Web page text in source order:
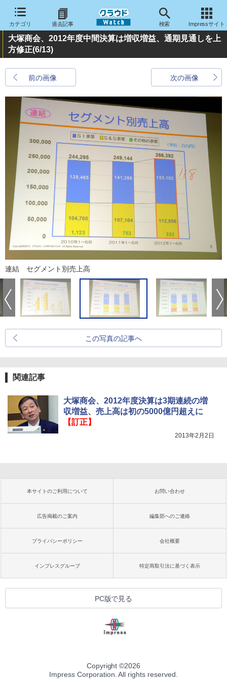
カテゴリ 過去記事 検索 Impressサイト
大塚商会、2012年度中間決算は増収増益、通期見通しを上
方修正(6/13)
前の画像 次の画像
連結 セグメント別売上高
この写真の記事へ
関連記事
大塚商会、2012年度決算は3期連続の増
収増益、売上高は初の5000億円超えに
【訂正】
2013年2月2日
本サイトのご利用について お問い合わせ
広告掲載のご案内 編集部へのご連絡
プライバシーポリシー 会社概要
インプレスグループ 特定商取引法に基づく表示
PC版で見る
Copyright ©2026
Impress Corporation. All rights reserved.